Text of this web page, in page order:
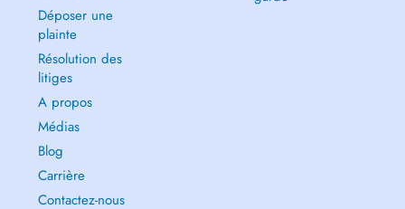
Déposer une
plainte
Résolution des
litiges
A propos
Médias
Blog
Carrière
Contactez-nous